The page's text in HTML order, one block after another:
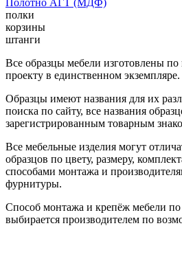
полки
корзины
штанги
Все образцы мебели изготовлены
проекту в единственном экземпляре.
Образцы имеют названия для их
поиска по сайту, все названия
зарегистрированным товарным
Все мебельные изделия могут
образцов по цвету, размеру,
способами монтажа и
фурнитуры.
Способ монтажа и крепёж мебели по
выбирается производителем по